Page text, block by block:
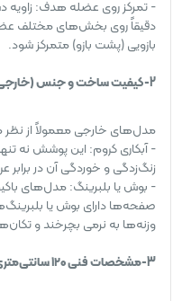
- تمرکز روی عضله هدف:
دقیقاً روی بخش‌های مختلف
بازویی (پشت بازو) متمرکز شود.
2-کیفیت ساخت و جنس (خارجی)
مدل‌های خارجی معمولاً از نظر
- آبکاری کروم: این پوشش نه
زنگ‌زدگی و خوردگی آن در
- بوش یا بلبرینگ: مدل‌های
صفحه‌ها دارای بوش یا
وزنه‌ها به نرمی بچرخند و
3-مشخصات فنی ۱۲۰ سانتی‌متری